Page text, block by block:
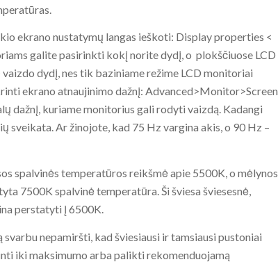
ekrano nustatymų langas ieškoti: Display properties <
galite pasirinkti kokį norite dydį, o plokščiuose LCD
dydį, nes tik baziniame režime LCD monitoriai
ekrano atnaujinimo dažnį: Advanced>Monitor>Screen
dažnį, kuriame monitorius gali rodyti vaizdą. Kadangi
sveikata. Ar žinojote, kad 75 Hz vargina akis, o 90 Hz –
spalvinės temperatūros reikšmė apie 5500K, o mėlynos
7500K spalvinė temperatūra. Ši šviesa šviesesnė,
perstatyti į 6500K.
svarbu nepamiršti, kad šviesiausi ir tamsiausi pustoniai
iki maksimumo arba palikti rekomenduojamą